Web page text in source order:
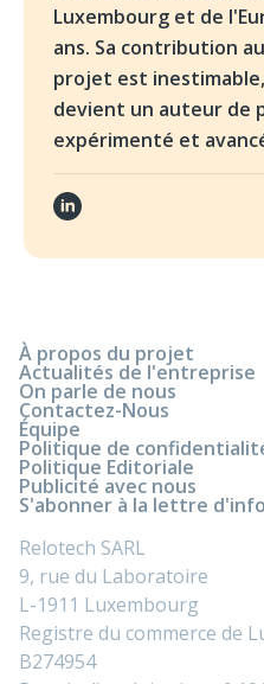
Luxembourg et de
ans. Sa contribution
projet est
devient un auteur de
expérimenté et
À propos du projet
Actualités de l'entreprise
On parle de nous
Contactez-Nous
Équipe
Politique de
Politique Editoriale
Publicité avec nous
S'abonner à la lettre
Relotech SARL
9, rue du Laboratoire
L-1911 Luxembourg
Registre du commerce de
B274954